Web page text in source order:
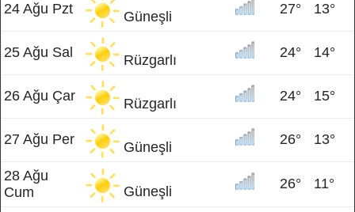
24 Ağu Pzt Güneşli 27° 13°
25 Ağu Sal Rüzgarlı 24° 14°
26 Ağu Çar Rüzgarlı 24° 15°
27 Ağu Per Güneşli 26° 13°
28 Ağu
Cum
Güneşli 26° 11°